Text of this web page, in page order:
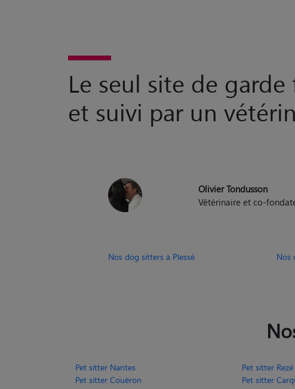
Le seul site de garde
et suivi par un
Vétérinaire et co-
Pet sitter Couëron
Pet sitter
Pet sitter Guérande
Pet sitter